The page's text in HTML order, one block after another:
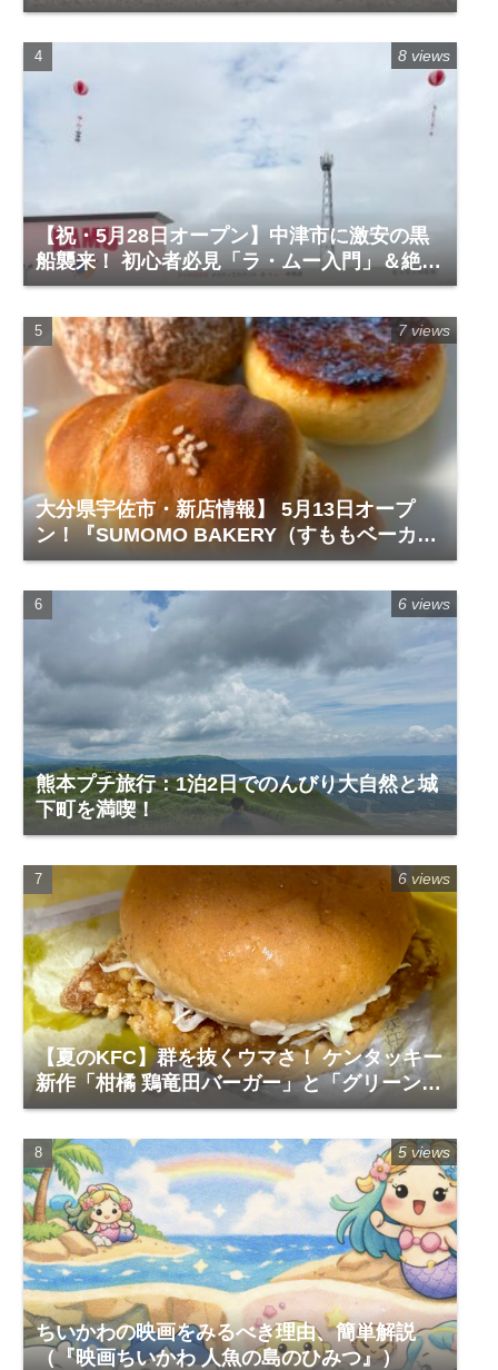
【祝・5月28日オープン】中津市に激安の黒
船襲来！ 初心者必見「ラ・ムー入門」＆絶対
に買うべき神商品
8 views
大分県宇佐市・新店情報】 5月13日オープ
ン！『SUMOMO BAKERY（すももベーカリ
ー）』レビュー
7 views
熊本プチ旅行：1泊2日でのんびり大自然と城
下町を満喫！
6 views
【夏のKFC】群を抜くウマさ！ ケンタッキー
新作「柑橘 鶏竜田バーガー」と「グリーンホ
ットチキン」で夏を食らう
6 views
ちいかわの映画をみるべき理由、簡単解説
（『映画ちいかわ 人魚の島のひみつ』）
5 views